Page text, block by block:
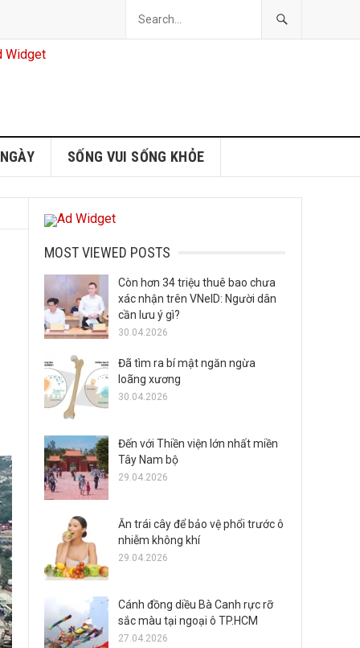
SỐNG VUI SỐNG KHỎE
MOST VIEWED POSTS
Còn hơn 34 triệu thuê bao chưa
xác nhận trên VNeID: Người dân
cần lưu ý gì?
30.04.2026
Đã tìm ra bí mật ngăn ngừa
loãng xương
30.04.2026
Đến với Thiền viện lớn nhất miền
Tây Nam bộ
29.04.2026
Ăn trái cây để bảo vệ phổi trước ô
nhiễm không khí
29.04.2026
Cánh đồng diều Bà Canh rực rỡ
sắc màu tại ngoại ô TP.HCM
27.04.2026